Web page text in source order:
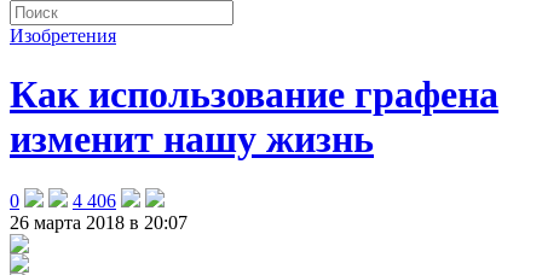
Изобретения
Как использование графена
изменит нашу жизнь
0
4 406
26 марта 2018 в 20:07